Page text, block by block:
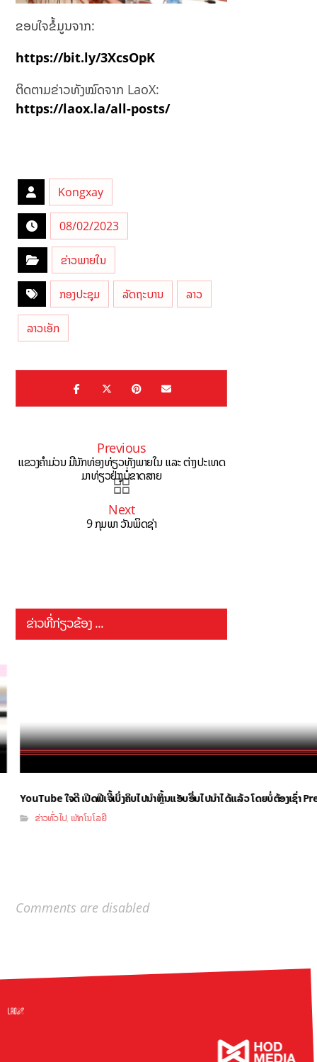
ຂອບໃຈຂໍ້ມູນຈາກ:
https://bit.ly/3XcsOpK
ຕິດຕາມຂ່າວທັງໝົດຈາກ LaoX:
https://laox.la/all-posts/
Kongxay
08/02/2023
ຂ່າວພາຍໃນ
ກອງປະຊຸມ ລັດຖະບານ ລາວ
ລາວເອັກ
Previous
ແຂວງຄຳມ່ວນ ມີນັກທ່ອງທ່ຽວທັງພາຍໃນ ແລະ ຕ່າງປະເທດ
ມາທ່ຽວຢ່າງບໍ່ຂາດສາຍ
Next
9 ກຸມພາ ວັນພິດຊ່າ
ຂ່າວທີ່ກ່ຽວຂ້ອງ ...
YouTube ໃຈດີ ເປີດຟີເຈີ້ເບິ່ງຄິບໄປນຳຫຼິ້ນແອັບອື່ນໄປນຳໄດ້ແລ້ວ ໂດຍບໍ່ຕ້ອງເຊົ່າ
ຂ່າວທົ່ວໄປ, ເທັກໂນໂລຢີ
Comments are disabled